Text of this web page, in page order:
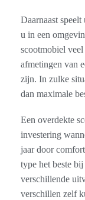
Daarnaast
u in een
scootmobiel
afmetingen van
zijn. In zulke
dan maximale
Een overdekte
investering
jaar door
type het beste
verschillende
verschillen zelf